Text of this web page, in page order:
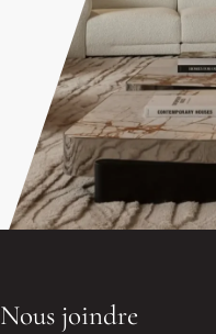
Nous joindre